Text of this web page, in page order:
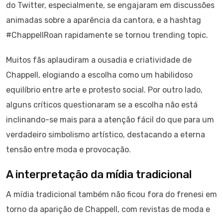
do Twitter, especialmente, se engajaram em discussões
animadas sobre a aparência da cantora, e a hashtag
#ChappellRoan rapidamente se tornou trending topic.
Muitos fãs aplaudiram a ousadia e criatividade de
Chappell, elogiando a escolha como um habilidoso
equilíbrio entre arte e protesto social. Por outro lado,
alguns críticos questionaram se a escolha não está
inclinando-se mais para a atenção fácil do que para um
verdadeiro simbolismo artístico, destacando a eterna
tensão entre moda e provocação.
A interpretação da mídia tradicional
A mídia tradicional também não ficou fora do frenesi em
torno da aparição de Chappell, com revistas de moda e